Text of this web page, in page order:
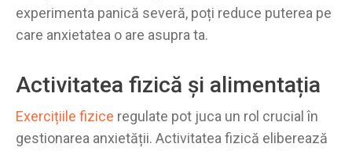
experimenta panică severă, poți reduce puterea pe
care anxietatea o are asupra ta.
Activitatea fizică și alimentația
Exercițiile fizice regulate pot juca un rol crucial în
gestionarea anxietății. Activitatea fizică eliberează